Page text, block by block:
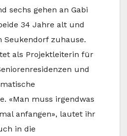
sechs gehen an Gabi
34 Jahre alt und
Seukendorf zuhause.
als Projektleiterin für
und
«Man muss irgendwas
anfangen», lautet ihr
in die